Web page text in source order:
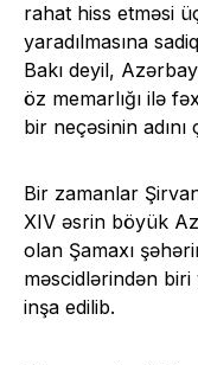
rahat hiss etməsi
yaradılmasına
Bakı deyil,
öz memarlığı ilə
bir neçəsinin adını
Bir zamanlar
XIV əsrin böyük
olan Şamaxı
məscidlərindən
inşa edilib.